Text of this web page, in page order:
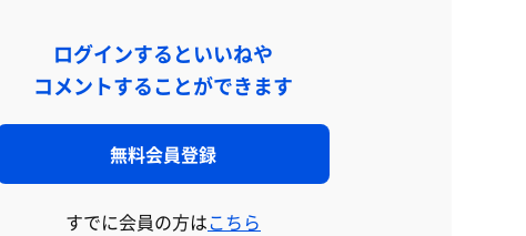
ログインするといいねや
コメントすることができます
無料会員登録
すでに会員の方はこちら